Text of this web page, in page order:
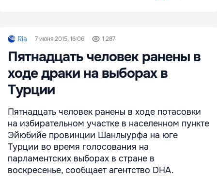
Ria 7 июня 2015, 16:06 1 287
Пятнадцать человек ранены в
ходе драки на выборах в
Турции
Пятнадцать человек ранены в ходе потасовки
на избирательном участке в населенном пункте
Эйюбийе провинции Шанлыурфа на юге
Турции во время голосования на
парламентских выборах в стране в
воскресенье, сообщает агентство DHA.